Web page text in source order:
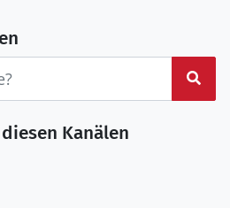
Kanälen